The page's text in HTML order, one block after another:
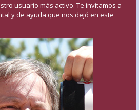
usuario más activo. Te invitamos a
y de ayuda que nos dejó en este